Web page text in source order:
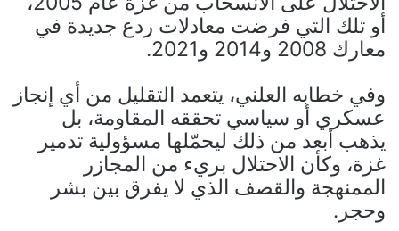
أو تلك التي فرضت معادلات ردع جديدة في
معارك 2008 و2014 و2021.
وفي خطابه العلني، يتعمد التقليل من أي إنجاز
عسكري أو سياسي تحققه المقاومة، بل
يذهب أبعد من ذلك ليحمّلها مسؤولية تدمير
غزة، وكأن الاحتلال بريء من المجازر
الممنهجة والقصف الذي لا يفرق بين بشر
وحجر.